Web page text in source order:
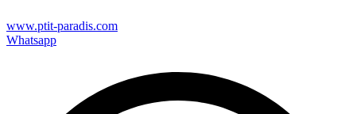
www.ptit-paradis.com
Whatsapp